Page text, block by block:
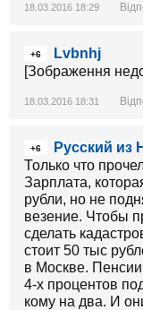
18.03.2016 18:29
+6
Lvbnhj
[Зображення
18.03.2016 18:31
+6
Русский из
Только что
Зарплата,
рубли, но не
везение. Чтобы
сделать
стоит 50 тыс
в Москве.
4-х процентов
кому на два. И